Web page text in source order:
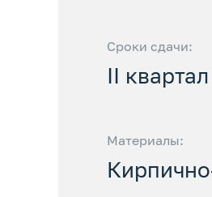
Сроки сдачи:
II
Материалы: